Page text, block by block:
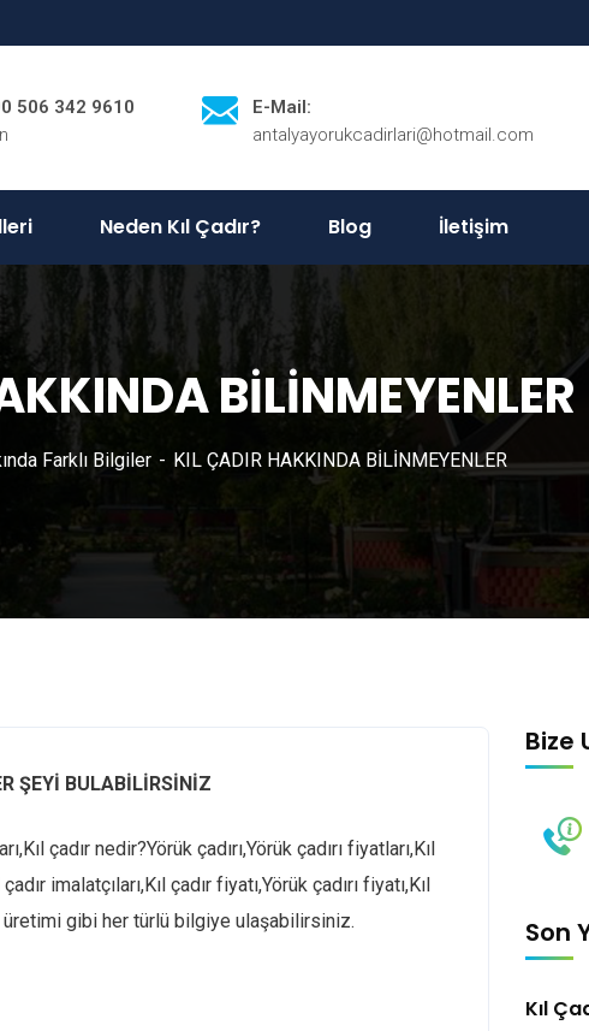
506 342 9610
E-Mail:
antalyayorukcadirlari@hotmail.com
Neden Kıl Çadır? Blog İletişim
BİLİNMEYENLER
Farklı Bilgiler KIL ÇADIR HAKKINDA BİLİNMEYENLER
ŞEYİ BULABİLİRSİNİZ
çadır nedir?Yörük çadırı,Yörük çadırı fiyatları,Kıl
imalatçıları,Kıl çadır fiyatı,Yörük çadırı fiyatı,Kıl
üretimi gibi her türlü bilgiye ulaşabilirsiniz.
Bize
Son
Kıl